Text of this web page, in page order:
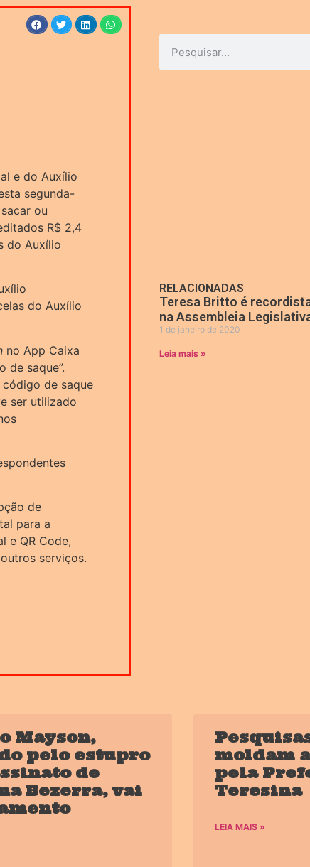
e do Auxílio
segunda-
ou
R$ 2,4
do Auxílio
do Auxílio
no App Caixa
de saque”.
de saque
ser utilizado
de
para a
e QR Code,
serviços.
RELACIONADAS
Teresa Britto é
na Assembleia
1 de janeiro de 2020
Leia mais »
Mayson,
pelo estupro
de
Bezerra, vai
moldam
pela
Teresina
LEIA MAIS »